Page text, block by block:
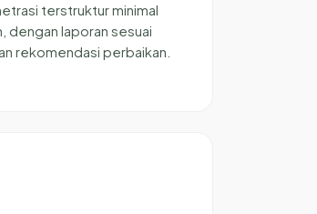
terstruktur minimal
dengan laporan sesuai
rekomendasi perbaikan.